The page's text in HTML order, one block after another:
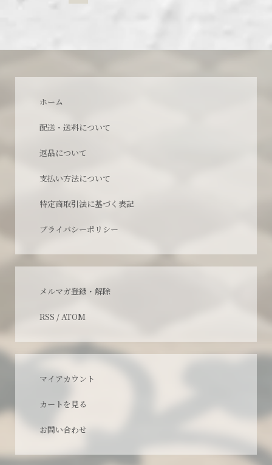
ホーム
配送・送料について
返品について
支払い方法について
特定商取引法に基づく表記
プライバシーポリシー
メルマガ登録・解除
RSS /ATOM
マイアカウント
カートを見る
お問い合わせ